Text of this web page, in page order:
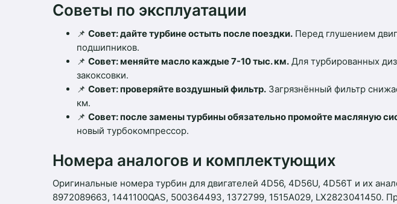
Советы по эксплуатации
📌 Совет: дайте турбине остыть после поездки. Перед глушением
подшипников.
📌 Совет: меняйте масло каждые 7-10 тыс. км. Для турбированных
закоксовки.
📌 Совет: проверяйте воздушный фильтр. Загрязнённый фильтр
км.
📌 Совет: после замены турбины обязательно промойте масляную
новый турбокомпрессор.
Номера аналогов и комплектующих
Оригинальные номера турбин для двигателей 4D56, 4D56U, 4D56T и их
8972089663, 1441100QAS, 500364493, 1372799, 1515A029, LX2823041450.